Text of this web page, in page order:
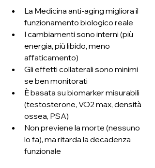
La Medicina anti-aging migliora il
funzionamento biologico reale
I cambiamenti sono interni (più
energia, più libido, meno
affaticamento)
Gli effetti collaterali sono minimi
se ben monitorati
È basata su biomarker misurabili
(testosterone, VO2 max, densità
ossea, PSA)
Non previene la morte (nessuno
lo fa), ma ritarda la decadenza
funzionale